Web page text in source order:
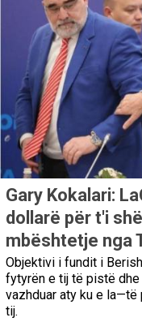
Gary Kokalari:
dollarë për t'i
mbështetje nga
Objektivi i fundit i
fytyrën e tij të pistë
vazhduar aty ku e
tij.